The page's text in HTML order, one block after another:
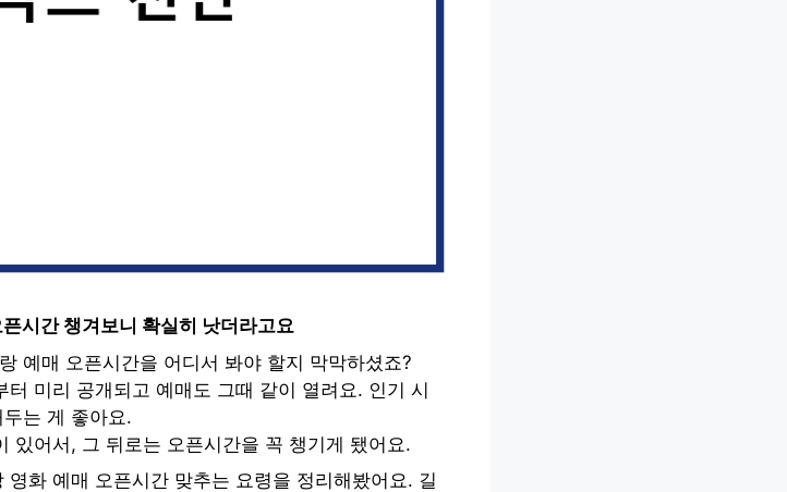
시간 챙겨보니 확실히 낫더라고요
예매 오픈시간을 어디서 봐야 할지 막막하셨죠?
미리 공개되고 예매도 그때 같이 열려요. 인기 시
는 게 좋아요.
있어서, 그 뒤로는 오픈시간을 꼭 챙기게 됐어요.
화 예매 오픈시간 맞추는 요령을 정리해봤어요. 길